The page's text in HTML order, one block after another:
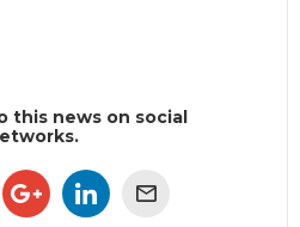
this news on social